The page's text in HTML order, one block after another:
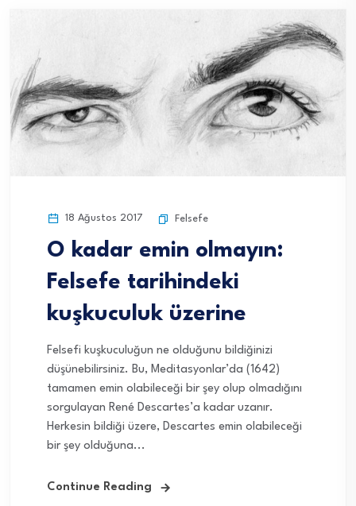
18 Ağustos 2017 Felsefe
O kadar emin olmayın:
Felsefe tarihindeki
kuşkuculuk üzerine
Felsefi kuşkuculuğun ne olduğunu bildiğinizi
düşünebilirsiniz. Bu, Meditasyonlar’da (1642)
tamamen emin olabileceği bir şey olup olmadığını
sorgulayan René Descartes’a kadar uzanır.
Herkesin bildiği üzere, Descartes emin olabileceği
bir şey olduğuna...
Continue Reading